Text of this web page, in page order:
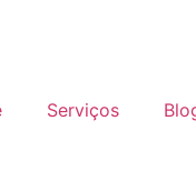
Serviços